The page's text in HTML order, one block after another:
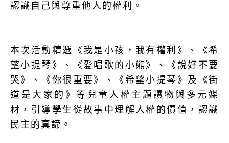
認識自己與尊重他人的權利。
本次活動精選《我是小孩，我有權利》、《希
望小提琴》、《愛唱歌的小熊》、《說好不要
哭》、《你很重要》、《希望小提琴》及《街
道是大家的》等兒童人權主題讀物與多元媒
材，引導學生從故事中理解人權的價值，認識
民主的真諦。